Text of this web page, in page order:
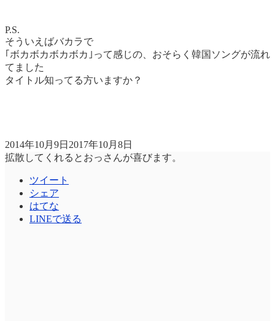
P.S.
そういえばバカラで
｢ボカボカボカボカ｣って感じの、おそらく韓国ソングが流れ
てました
タイトル知ってる方いますか？
2014年10月9日 2017年10月8日
拡散してくれるとおっさんが喜びます。
ツイート
シェア
はてな
LINEで送る